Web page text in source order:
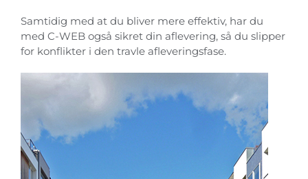
Samtidig med at du bliver mere effektiv, har du
med C-WEB også sikret din aflevering, så du slipper
for konflikter i den travle afleveringsfase.